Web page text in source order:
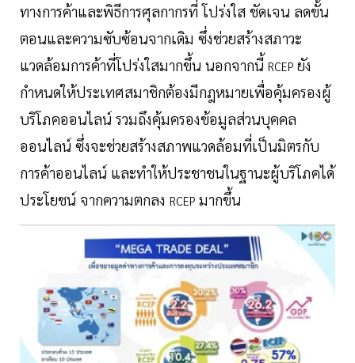
ทางการค้าและพิธีการศุลกากรที่ โปร่งใส ชัดเจน ลดขั้น
ตอนและความซับซ้อนจากเดิม ซึ่งช่วยสร้างสภาวะ
แวดล้อมการค้าที่โปร่งใสมากขึ้น นอกจากนี้ RCEP ยัง
กำหนดให้ประเทศสมาชิกต้องมีกฎหมายเพื่อคุ้มครองผู้
บริโภคออนไลน์ รวมถึงคุ้มครองข้อมูลส่วนบุคคล
ออนไลน์ ซึ่งจะช่วยสร้างสภาพแวดล้อมที่เป็นมิตรกับ
การค้าออนไลน์ และทำให้ประชาชนในฐานะผู้บริโภคได้
ประโยชน์ จากความตกลง RCEP มากขึ้น